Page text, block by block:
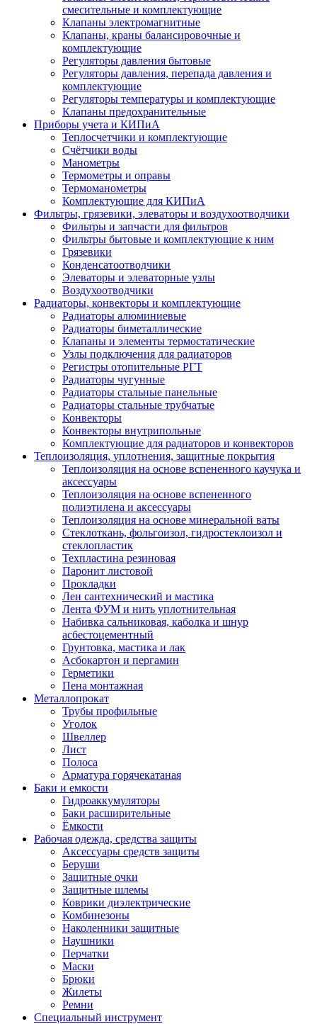
смесительные и комплектующие
Клапаны электромагнитные
Клапаны, краны балансировочные и
комплектующие
Регуляторы давления бытовые
Регуляторы давления, перепада давления и
комплектующие
Регуляторы температуры и комплектующие
Клапаны предохранительные
Приборы учета и КИПиА
Теплосчетчики и комплектующие
Счётчики воды
Манометры
Термометры и оправы
Термоманометры
Комплектующие для КИПиА
Фильтры, грязевики, элеваторы и воздухоотводчики
Фильтры и запчасти для фильтров
Фильтры бытовые и комплектующие к ним
Грязевики
Конденсатоотводчики
Элеваторы и элеваторные узлы
Воздухоотводчики
Радиаторы, конвекторы и комплектующие
Радиаторы алюминиевые
Радиаторы биметаллические
Клапаны и элементы термостатические
Узлы подключения для радиаторов
Регистры отопительные РГТ
Радиаторы чугунные
Радиаторы стальные панельные
Радиаторы стальные трубчатые
Конвекторы
Конвекторы внутрипольные
Комплектующие для радиаторов и конвекторов
Теплоизоляция, уплотнения, защитные покрытия
Теплоизоляция на основе вспененного каучука и
аксессуары
Теплоизоляция на основе вспененного
полиэтилена и аксессуары
Теплоизоляция на основе минеральной ваты
Стеклоткань, фольгоизол, гидростеклоизол и
стеклопластик
Техпластина резиновая
Паронит листовой
Прокладки
Лен сантехнический и мастика
Лента ФУМ и нить уплотнительная
Набивка сальниковая, каболка и шнур
асбестоцементный
Грунтовка, мастика и лак
Асбокартон и пергамин
Герметики
Пена монтажная
Металлопрокат
Трубы профильные
Уголок
Швеллер
Лист
Полоса
Арматура горячекатаная
Баки и емкости
Гидроаккумуляторы
Баки расширительные
Ёмкости
Рабочая одежда, средства защиты
Аксессуары средств защиты
Беруши
Защитные очки
Защитные шлемы
Коврики диэлектрические
Комбинезоны
Наколенники защитные
Наушники
Перчатки
Маски
Брюки
Жилеты
Ремни
Специальный инструмент